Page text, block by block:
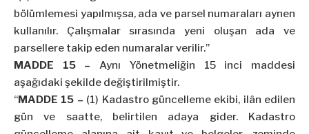
bölümlemesi yapılmışsa, ada ve parsel numaraları aynen
kullanılır. Çalışmalar sırasında yeni oluşan ada ve
parsellere takip eden numaralar verilir.”
MADDE 15 –Aynı Yönetmeliğin 15 inci maddesi
aşağıdaki şekilde değiştirilmiştir.
“MADDE 15 – (1) Kadastro güncelleme ekibi, ilân edilen
gün ve saatte, belirtilen adaya gider. Kadastro